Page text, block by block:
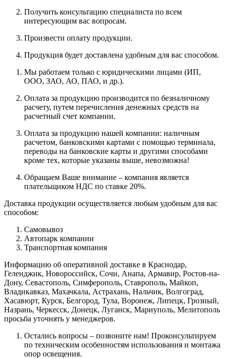
Получить консультацию специалиста по всем
интересующим вас вопросам.
Произвести оплату продукции.
Продукция будет доставлена удобным для вас способом.
Мы работаем только с юридическими лицами (ИП,
ООО, ЗАО, АО, ПАО, и др.).
Оплата за продукцию производится по безналичному
расчету, путем перечисления денежных средств на
расчетный счет компании.
Оплата за продукцию нашей компании: наличным
расчетом, банковскими картами с помощью терминала,
переводы на банковские карты и другими способами
кроме тех, которые указаны выше, невозможна!
Обращаем Ваше внимание – компания является
плательщиком НДС по ставке 20%.
Доставка продукции осуществляется любым удобным для вас
способом:
Самовывоз
Автопарк компании
Транспортная компания
Информацию об оперативной доставке в Краснодар,
Геленджик, Новороссийск, Сочи, Анапа, Армавир, Ростов-на-
Дону, Севастополь, Симферополь, Ставрополь, Майкоп,
Владикавказ, Махачкала, Астрахань, Нальчик, Волгоград,
Хасавюрт, Курск, Белгород, Тула, Воронеж, Липецк, Грозный,
Назрань, Черкесск, Донецк, Луганск, Мариуполь, Мелитополь
просьба уточнять у менеджеров.
Остались вопросы – позвоните нам! Проконсультируем
по техническим особенностям использования и монтажа
опор освещения.